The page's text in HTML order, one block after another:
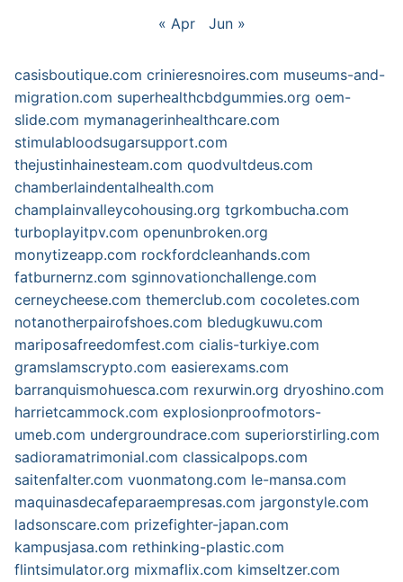
« Apr Jun »
casisboutique.com crinieresnoires.com museums-and-
migration.com superhealthcbdgummies.org oem-
slide.com mymanagerinhealthcare.com
stimulabloodsugarsupport.com
thejustinhainesteam.com quodvultdeus.com
chamberlaindentalhealth.com
champlainvalleycohousing.org tgrkombucha.com
turboplayitpv.com openunbroken.org
monytizeapp.com rockfordcleanhands.com
fatburnernz.com sginnovationchallenge.com
cerneycheese.com themerclub.com cocoletes.com
notanotherpairofshoes.com bledugkuwu.com
mariposafreedomfest.com cialis-turkiye.com
gramslamscrypto.com easierexams.com
barranquismohuesca.com rexurwin.org dryoshino.com
harrietcammock.com explosionproofmotors-
umeb.com undergroundrace.com superiorstirling.com
sadioramatrimonial.com classicalpops.com
saitenfalter.com vuonmatong.com le-mansa.com
maquinasdecafeparaempresas.com jargonstyle.com
ladsonscare.com prizefighter-japan.com
kampusjasa.com rethinking-plastic.com
flintsimulator.org mixmaflix.com kimseltzer.com